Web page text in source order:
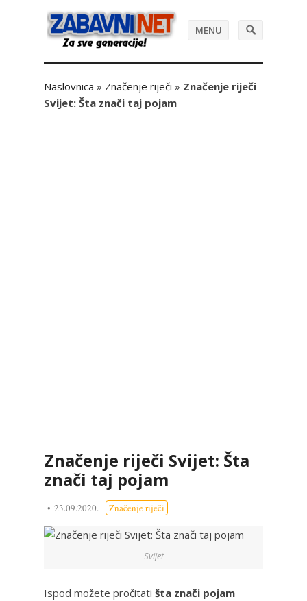
MENU
Naslovnica » Značenje riječi » Značenje riječi
Svijet: Šta znači taj pojam
Značenje riječi Svijet: Šta
znači taj pojam
23.09.2020. Značenje riječi
Svijet
Ispod možete pročitati šta znači pojam